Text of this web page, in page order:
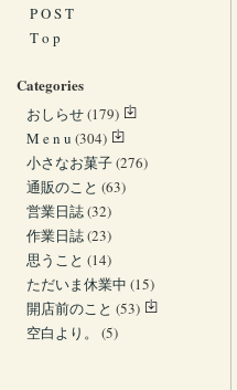
P O S T
T o p
Categories
おしらせ(179)
M e n u (304)
小さなお菓子(276)
通販のこと (63)
営業日誌(32)
作業日誌(23)
思うこと (14)
ただいま休業中 (15)
開店前のこと (53)
空白より。
(5)